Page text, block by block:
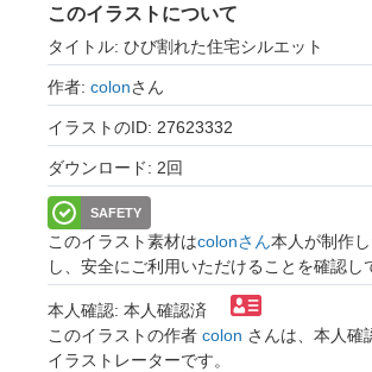
このイラストについて
タイトル: ひび割れた住宅シルエット
作者: colonさん
イラストのID: 27623332
ダウンロード: 2回
SAFETY
このイラスト素材はcolonさん本人が制作
し、安全にご利用いただけることを確認し
本人確認: 本人確認済
このイラストの作者 colon さんは、本人確
イラストレーターです。